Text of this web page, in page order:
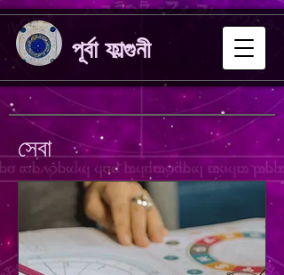
পূর্বা ফাল্গুনী
সেবা